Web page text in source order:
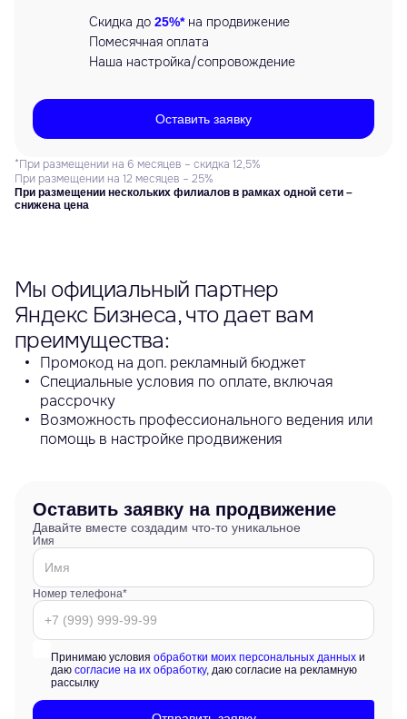
Скидка до 25%*на продвижение
Помесячная оплата
Наша настройка/сопровождение
Оставить заявку
*При размещении на 6 месяцев – скидка 12,5%
При размещении на 12 месяцев – 25%
При размещении нескольких филиалов в рамках одной сети –
снижена цена
Мы официальный партнер
Яндекс Бизнеса, что дает вам
преимущества:
Промокод на доп. рекламный бюджет
Специальные условия по оплате, включая
рассрочку
Возможность профессионального ведения или
помощь в настройке продвижения
Оставить заявку на продвижение
Давайте вместе создадим что-то уникальное
Имя
Номер телефона*
Принимаю условия обработки моих персональных данных и
даю согласие на их обработку, даю согласие на рекламную
рассылку